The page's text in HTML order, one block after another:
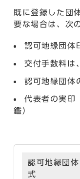
既に登録した団
要な場合は、次
認可地縁団体
交付手数料は
認可地縁団体
代表者の実印
鑑）
認可地縁団
式